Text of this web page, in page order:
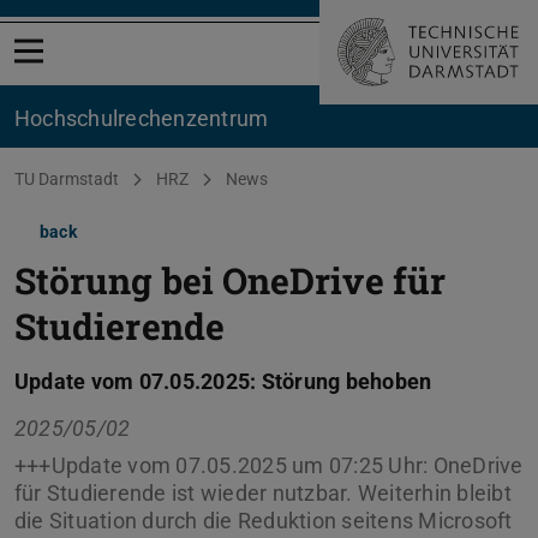
Open menu
Hochschul­rechenzentrum
You are here:
TU Darmstadt HRZ News
back
Störung bei OneDrive für
Studierende
Update vom 07.05.2025: Störung behoben
2025/05/02
+++Update vom 07.05.2025 um 07:25 Uhr: OneDrive
für Studierende ist wieder nutzbar. Weiterhin bleibt
die Situation durch die Reduktion seitens Microsoft